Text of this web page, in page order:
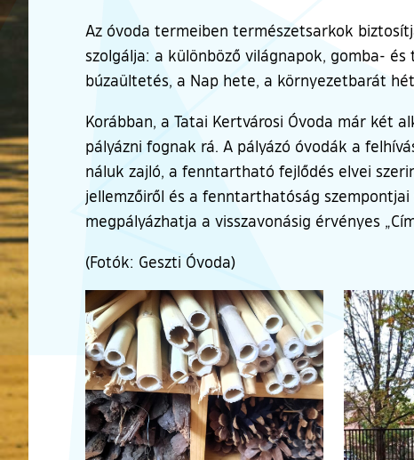
Az óvoda termeiben természetsarkok
szolgálja: a különböző világnapok, gomba-
búzaültetés, a Nap hete, a környezetbarát
Korábban, a Tatai Kertvárosi Óvoda már két
pályázni fognak rá. A pályázó óvodák a
náluk zajló, a fenntartható fejlődés elvei
jellemzőiről és a fenntarthatóság
megpályázhatja a visszavonásig érvényes
(Fotók: Geszti Óvoda)
Ugrás a galéria utánra